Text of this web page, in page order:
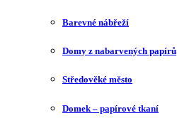
Barevné nábřeží
Domy z nabarvených papírů
Středověké město
Domek – papírové tkaní